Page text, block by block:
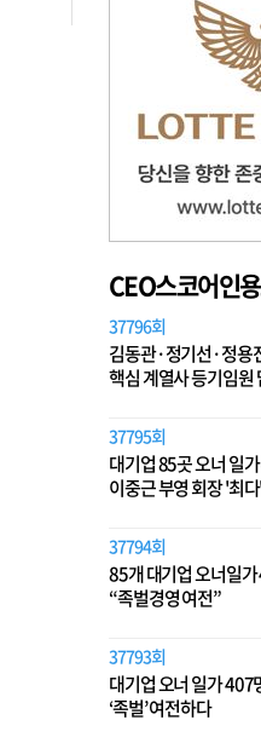
CEO스코어인
37796회
김동관·정기선·정용
핵심 계열사 등기임원
37795회
대기업 85곳 오너 일
이중근 부영 회장 '최다'
37794회
85개 대기업 오너일
“족벌경영 여전”
37793회
대기업 오너 일가
‘족벌’ 여전하다